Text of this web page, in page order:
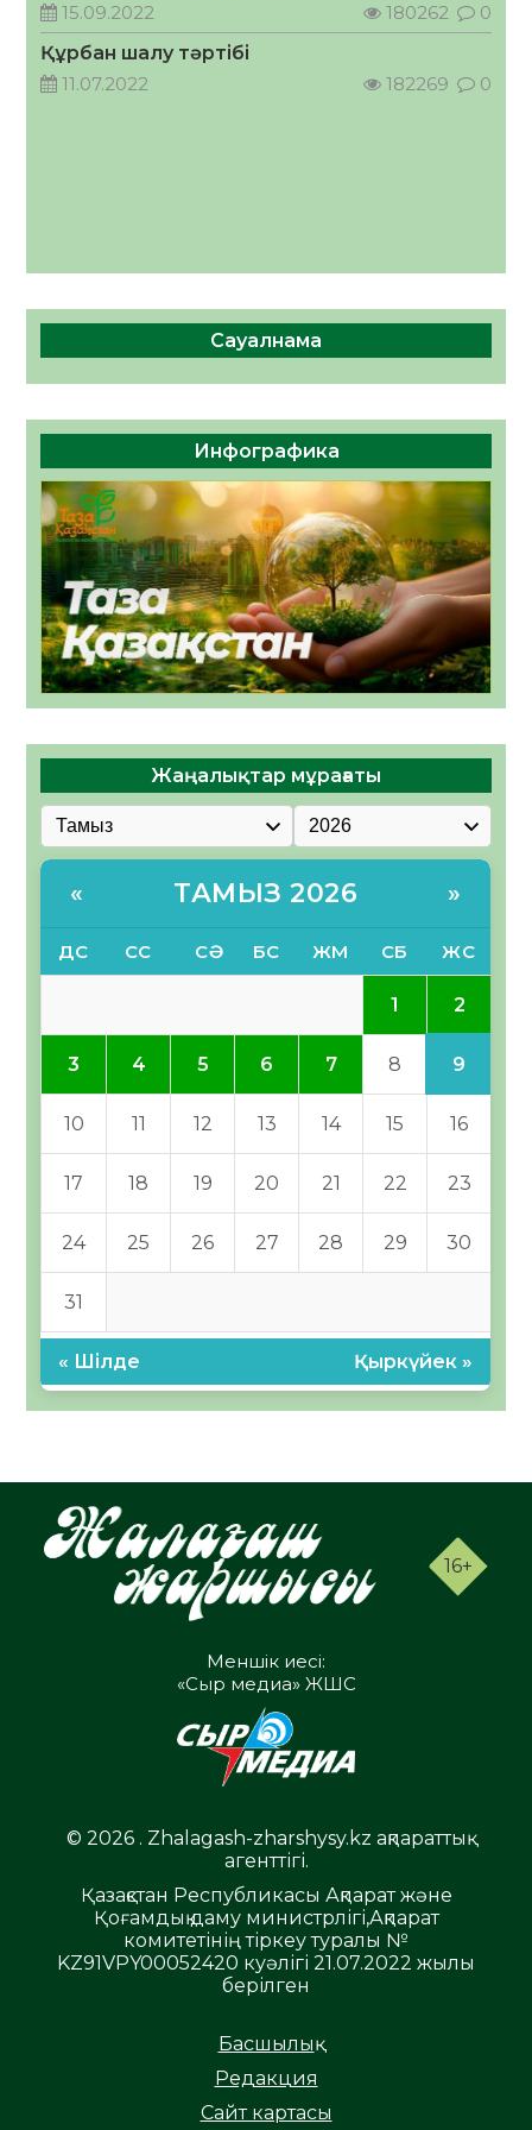
кеңесшісі болып тағайындалды
05.08.2026
61 0
15.09.2022
180262
0
Құрбан шалу тәртібі
11.07.2022
182269 0
Сауалнама
Инфографика
Жаңалықтар мұрағаты
« ТАМЫЗ 2026 »
ДС СС СӘ БС ЖМ СБ ЖС
1 2
3 4 5 6 7 8 9
10 11 12 13 14 15 16
17 18 19 20 21 22 23
24 25 26 27 28 29 30
31
« Шілде Қыркүйек »
16+
Меншік иесі:
«Сыр медиа» ЖШС
© 2026 . Zhalagash-zharshysy.kz ақпараттық
агенттігі.
Қазақстан Республикасы Ақпарат және
Қоғамдық даму министрлігі,Ақпарат
комитетінің тіркеу туралы №
KZ91VPY00052420 куәлігі 21.07.2022 жылы
берілген
Басшылық
Редакция
Сайт картасы